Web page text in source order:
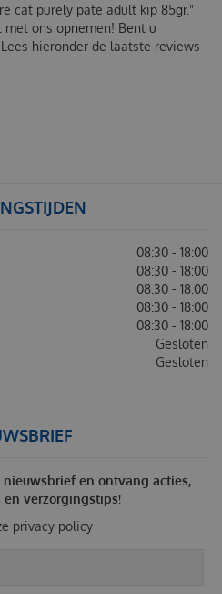
cat purely pate adult kip 85gr."
ons opnemen! Bent u
hieronder de laatste reviews
08:30 - 18:00
08:30 - 18:00
08:30 - 18:00
08:30 - 18:00
08:30 - 18:00
Gesloten
Gesloten
en ontvang acties,
en verzorgingstips!
privacy policy